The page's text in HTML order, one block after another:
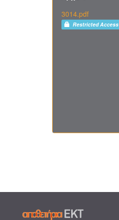
3014.pdf
Restricted Access